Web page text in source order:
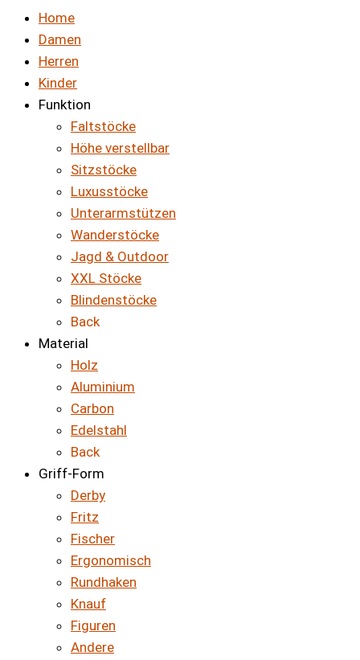
Home
Damen
Herren
Kinder
Funktion
Faltstöcke
Höhe verstellbar
Sitzstöcke
Luxusstöcke
Unterarmstützen
Wanderstöcke
Jagd & Outdoor
XXL Stöcke
Blindenstöcke
Back
Material
Holz
Aluminium
Carbon
Edelstahl
Back
Griff-Form
Derby
Fritz
Fischer
Ergonomisch
Rundhaken
Knauf
Figuren
Andere